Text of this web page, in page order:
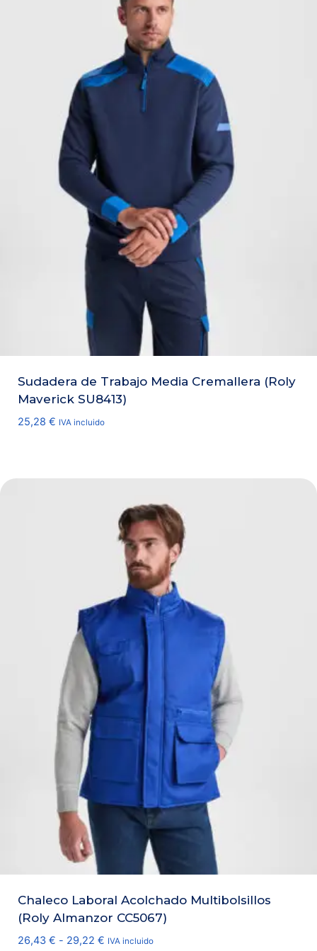
Sudadera de Trabajo Media Cremallera (Roly
Maverick SU8413)
25,28 € IVA incluido
Chaleco Laboral Acolchado Multibolsillos
(Roly Almanzor CC5067)
26,43 € - 29,22 €Rango
IVA incluido